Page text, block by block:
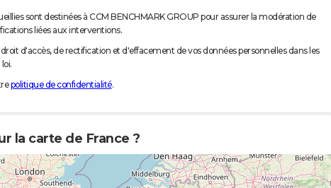
sont destinées à CCM BENCHMARK GROUP pour assurer la modération de
liées aux interventions.
d'accès, de rectification et d'effacement de vos données personnelles dans les
politique de confidentialité.
la carte de France ?